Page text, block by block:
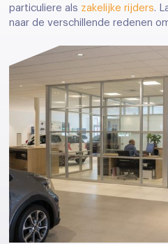
particuliere als zakelijke rijders.
naar de verschillende redenen